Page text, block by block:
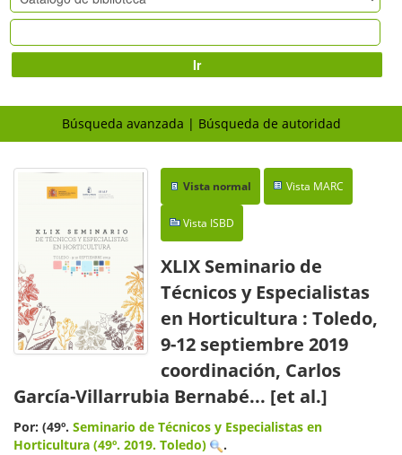
Ir
Búsqueda avanzada Búsqueda de autoridad
Vista normal Vista MARC
Vista ISBD
XLIX Seminario de
Técnicos y Especialistas
en Horticultura : Toledo,
9-12 septiembre 2019
coordinación, Carlos
García-Villarrubia Bernabé... [et al.]
Por: (49º. Seminario de Técnicos y Especialistas en
Horticultura (49º. 2019. Toledo)
.